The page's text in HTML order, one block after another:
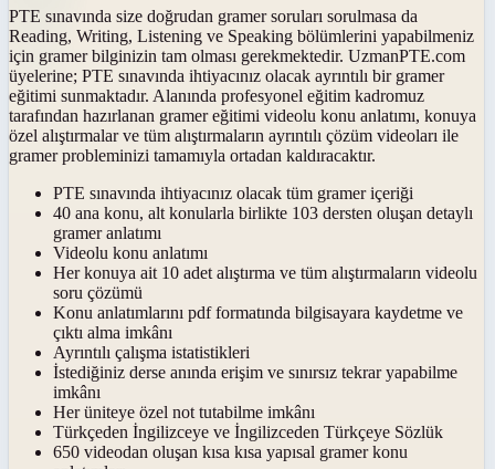
PTE sınavında size doğrudan gramer soruları sorulmasa da
Reading, Writing, Listening ve Speaking bölümlerini yapabilmeniz
için gramer bilginizin tam olması gerekmektedir. UzmanPTE.com
üyelerine; PTE sınavında ihtiyacınız olacak ayrıntılı bir gramer
eğitimi sunmaktadır. Alanında profesyonel eğitim kadromuz
tarafından hazırlanan gramer eğitimi videolu konu anlatımı, konuya
özel alıştırmalar ve tüm alıştırmaların ayrıntılı çözüm videoları ile
gramer probleminizi tamamıyla ortadan kaldıracaktır.
PTE sınavında ihtiyacınız olacak tüm gramer içeriği
40 ana konu, alt konularla birlikte 103 dersten oluşan detaylı
gramer anlatımı
Videolu konu anlatımı
Her konuya ait 10 adet alıştırma ve tüm alıştırmaların videolu
soru çözümü
Konu anlatımlarını pdf formatında bilgisayara kaydetme ve
çıktı alma imkânı
Ayrıntılı çalışma istatistikleri
İstediğiniz derse anında erişim ve sınırsız tekrar yapabilme
imkânı
Her üniteye özel not tutabilme imkânı
Türkçeden İngilizceye ve İngilizceden Türkçeye Sözlük
650 videodan oluşan kısa kısa yapısal gramer konu